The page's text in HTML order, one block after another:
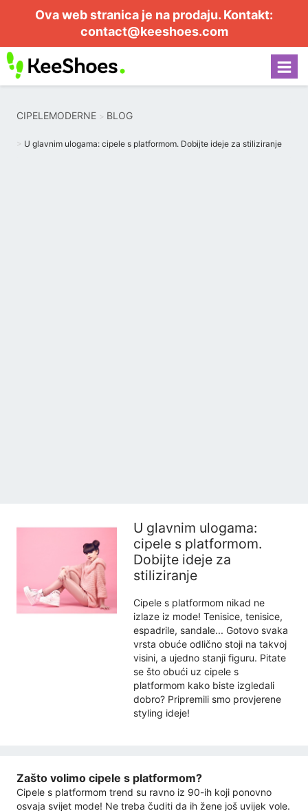
Ova web stranica je na prodaju. Kontakt:
contact@keeshoes.com
CIPELEMODERNE BLOG
U glavnim ulogama: cipele s platformom. Dobijte ideje za stiliziranje
U glavnim ulogama:
cipele s platformom.
Dobijte ideje za
stiliziranje
Cipele s platformom nikad ne
izlaze iz mode! Tenisice, tenisice,
espadrile, sandale... Gotovo svaka
vrsta obuće odlično stoji na takvoj
visini, a ujedno stanji figuru. Pitate
se što obući uz cipele s
platformom kako biste izgledali
dobro? Pripremili smo provjerene
styling ideje!
Zašto volimo cipele s platformom?
Cipele s platformom trend su ravno iz 90-ih koji ponovno
osvaja svijet mode! Ne treba čuditi da ih žene još uvijek vole.